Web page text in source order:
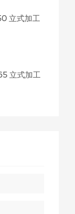
立式加工
立式加工